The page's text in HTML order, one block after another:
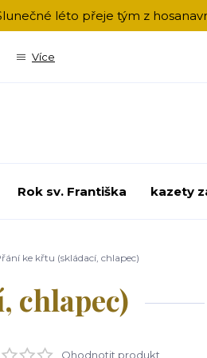
léto přeje tým z
Více
Rok sv. Františka kazety
ke křtu (skládací, chlapec)
chlapec)
Ohodnotit produkt